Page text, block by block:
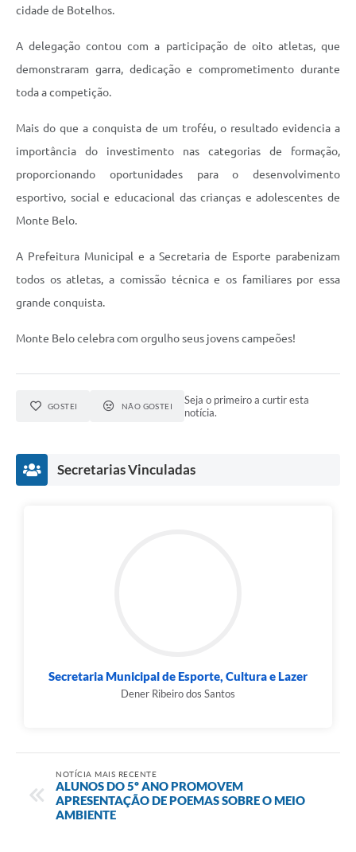
cidade de Botelhos.
A delegação contou com a participação de oito atletas, que
demonstraram garra, dedicação e comprometimento durante
toda a competição.
Mais do que a conquista de um troféu, o resultado evidencia a
importância do investimento nas categorias de formação,
proporcionando oportunidades para o desenvolvimento
esportivo, social e educacional das crianças e adolescentes de
Monte Belo.
A Prefeitura Municipal e a Secretaria de Esporte parabenizam
todos os atletas, a comissão técnica e os familiares por essa
grande conquista.
Monte Belo celebra com orgulho seus jovens campeões!
GOSTEI NÃO GOSTEI
Seja o primeiro a curtir esta
notícia.
Secretarias Vinculadas
Secretaria Municipal de Esporte, Cultura e Lazer
Dener Ribeiro dos Santos
NOTÍCIA MAIS RECENTE
ALUNOS DO 5º ANO PROMOVEM
APRESENTAÇÃO DE POEMAS SOBRE O MEIO
AMBIENTE